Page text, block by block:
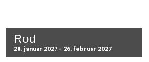
Rod
28. januar 2027 - 26. februar 2027